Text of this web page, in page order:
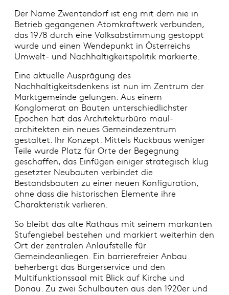
Der Name Zwentendorf ist eng mit dem nie in
Betrieb gegangenen Atomkraftwerk verbunden,
das 1978 durch eine Volksabstimmung gestoppt
wurde und einen Wendepunkt in Österreichs
Umwelt- und Nachhaltigkeitspolitik markierte.
Eine aktuelle Ausprägung des
Nachhaltigkeitsdenkens ist nun im Zentrum der
Marktgemeinde gelungen: Aus einem
Konglomerat an Bauten unterschiedlichster
Epochen hat das Architekturbüro maul-
architekten ein neues Gemeindezentrum
gestaltet. Ihr Konzept: Mittels Rückbaus weniger
Teile wurde Platz für Orte der Begegnung
geschaffen, das Einfügen einiger strategisch klug
gesetzter Neubauten verbindet die
Bestandsbauten zu einer neuen Konfiguration,
ohne dass die historischen Elemente ihre
Charakteristik verlieren.
So bleibt das alte Rathaus mit seinem markanten
Stufengiebel bestehen und markiert weiterhin den
Ort der zentralen Anlaufstelle für
Gemeindeanliegen. Ein barrierefreier Anbau
beherbergt das Bürgerservice und den
Multifunktionssaal mit Blick auf Kirche und
Donau. Zu zwei Schulbauten aus den 1920er und